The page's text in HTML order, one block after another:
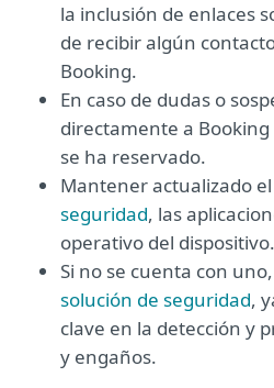
la inclusión de enlaces
de recibir algún
Booking.
En caso de dudas o
directamente a
se ha reservado.
Mantener actualizado el
seguridad, las
operativo del dispositivo.
Si no se cuenta con
solución de seguridad,
clave en la detección y
y engaños.